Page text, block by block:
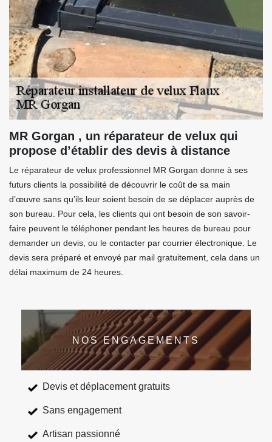
MR Gorgan , un réparateur de velux qui
propose d’établir des devis à distance
Le réparateur de velux professionnel MR Gorgan donne à ses
futurs clients la possibilité de découvrir le coût de sa main
d’œuvre sans qu’ils leur soient besoin de se déplacer auprès de
son bureau. Pour cela, les clients qui ont besoin de son savoir-
faire peuvent le téléphoner pendant les heures de bureau pour
demander un devis, ou le contacter par courrier électronique. Le
devis sera préparé et envoyé par mail gratuitement, cela dans un
délai maximum de 24 heures.
NOS ENGAGEMENTS
Devis et déplacement gratuits
Sans engagement
Artisan passionné